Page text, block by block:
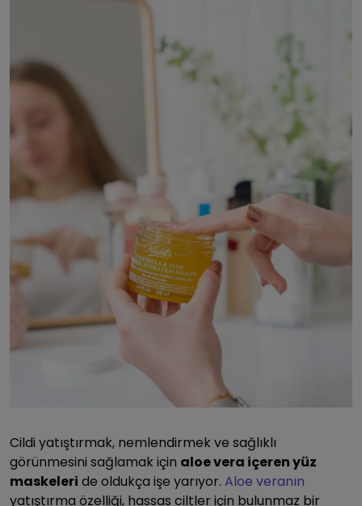
Cildi yatıştırmak, nemlendirmek ve sağlıklı
görünmesini sağlamak için aloe vera içeren yüz
maskeleri de oldukça işe yarıyor. Aloe veranın
yatıştırma özelliği, hassas ciltler için bulunmaz bir